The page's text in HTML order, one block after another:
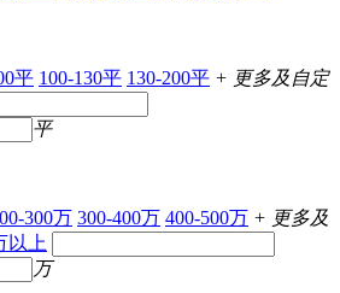
平 100-130平 130-200平 + 更多及自定
平
300万 300-400万 400-500万 + 更多及
以上
万